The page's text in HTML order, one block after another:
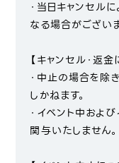
・当日キャンセル
なる場合がござい
【キャンセル・返金
・中止の場合を除
しかねます。
・イベント中およ
関与いたしません。